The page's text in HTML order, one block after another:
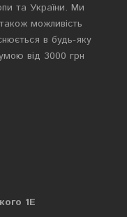
та України. Ми
можливість
в будь-яку
від 3000 грн
1Е